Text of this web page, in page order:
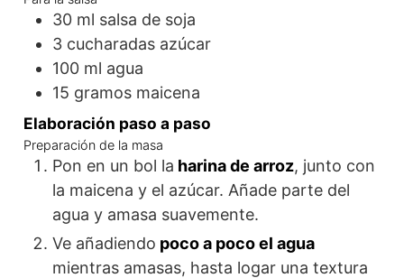
30 ml salsa de soja
3 cucharadas azúcar
100 ml agua
15 gramos maicena
Elaboración paso a paso
Preparación de la masa
Pon en un bol la harina de arroz, junto con
la maicena y el azúcar. Añade parte del
agua y amasa suavemente.
Ve añadiendo poco a poco el agua
mientras amasas, hasta logar una textura